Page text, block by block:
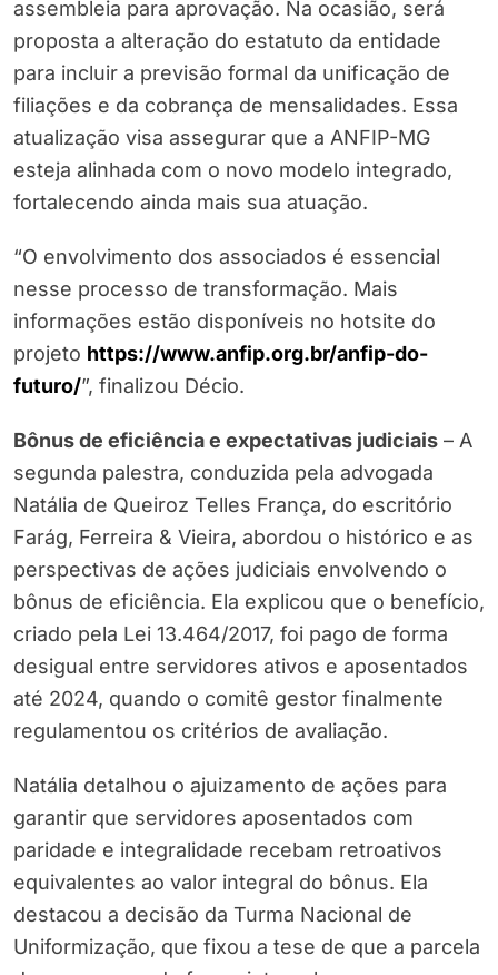
assembleia para aprovação. Na ocasião, será
proposta a alteração do estatuto da entidade
para incluir a previsão formal da unificação de
filiações e da cobrança de mensalidades. Essa
atualização visa assegurar que a ANFIP-MG
esteja alinhada com o novo modelo integrado,
fortalecendo ainda mais sua atuação.
“O envolvimento dos associados é essencial
nesse processo de transformação. Mais
informações estão disponíveis no hotsite do
projeto https://www.anfip.org.br/anfip-do-
futuro/”, finalizou Décio.
Bônus de eficiência e expectativas judiciais – A
segunda palestra, conduzida pela advogada
Natália de Queiroz Telles França, do escritório
Farág, Ferreira & Vieira, abordou o histórico e as
perspectivas de ações judiciais envolvendo o
bônus de eficiência. Ela explicou que o benefício,
criado pela Lei 13.464/2017, foi pago de forma
desigual entre servidores ativos e aposentados
até 2024, quando o comitê gestor finalmente
regulamentou os critérios de avaliação.
Natália detalhou o ajuizamento de ações para
garantir que servidores aposentados com
paridade e integralidade recebam retroativos
equivalentes ao valor integral do bônus. Ela
destacou a decisão da Turma Nacional de
Uniformização, que fixou a tese de que a parcela